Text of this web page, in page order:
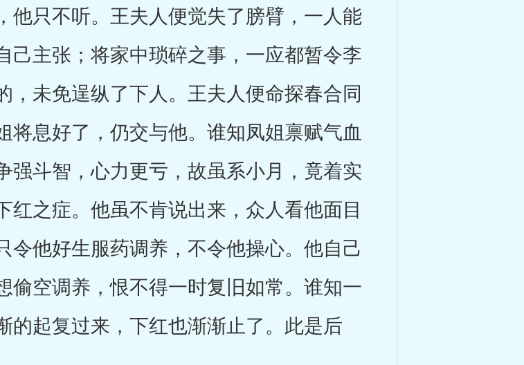
他只不听。王夫人便觉失了膀臂，一人能
己主张；将家中琐碎之事，一应都暂令李
，未免逞纵了下人。王夫人便命探春合同
将息好了，仍交与他。谁知凤姐禀赋气血
强斗智，心力更亏，故虽系小月，竟着实
红之症。他虽不肯说出来，众人看他面目
令他好生服药调养，不令他操心。他自己
偷空调养，恨不得一时复旧如常。谁知一
的起复过来，下红也渐渐止了。此是后